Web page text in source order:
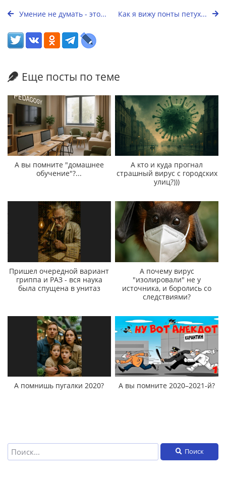
Умение не думать - это... Как я вижу понты петух...
Еще посты по теме
А вы помните "домашнее
обучение"?...
А кто и куда прогнал
страшный вирус с городских
улиц?)))
Пришел очередной вариант
гриппа и РАЗ - вся наука
была спущена в унитаз
А почему вирус
"изолировали" не у
источника, и боролись со
следствиями?
А помнишь пугалки 2020? А вы помните 2020–2021-й?
Поиск